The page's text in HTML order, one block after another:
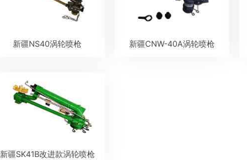
新疆NS40涡轮喷枪 新疆CNW-40A涡轮喷枪
新疆SK41B改进款涡轮喷枪